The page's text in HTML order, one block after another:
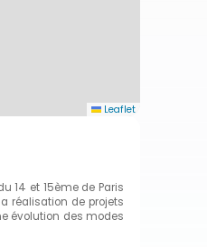
Leaflet
14 et 15ème de Paris
réalisation de projets
évolution des modes